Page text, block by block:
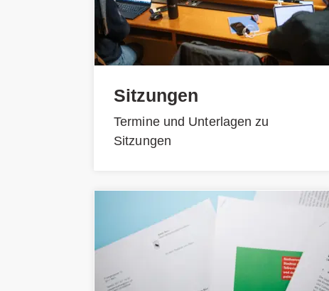
Sitzungen
Termine und Unterlagen zu
Sitzungen